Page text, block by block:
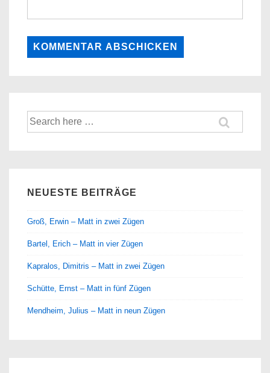
Suche
nach:
NEUESTE BEITRÄGE
Groß, Erwin – Matt in zwei Zügen
Bartel, Erich – Matt in vier Zügen
Kapralos, Dimitris – Matt in zwei Zügen
Schütte, Ernst – Matt in fünf Zügen
Mendheim, Julius – Matt in neun Zügen